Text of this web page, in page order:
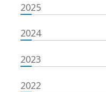
2025
2024
2023
2022